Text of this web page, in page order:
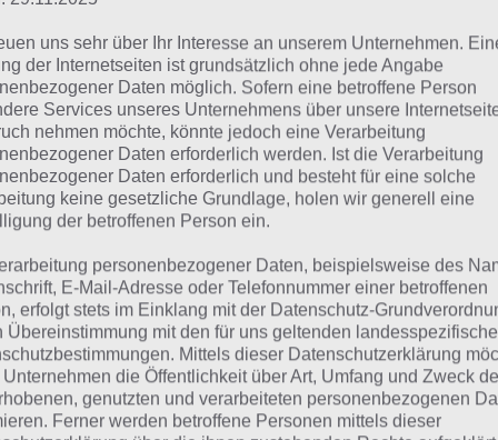
App! Dort kannst du mit der Suche
schnell die Antworten und
über 100 Level finden!
Reihenfolge der Level in 94% bei jedem Spieler
die 94% Lösung zum Bild: Flohmarkt.
Flohmarkt: Lösung
findest du alle richtigen Antworten zum Bild:
ist dabei nach den Prozent-Werten sortiert. Hier
uns sehr über Ihr Interesse an unserem Unternehmen.
der Internetseiten ist grundsätzlich ohne jede Angabe
Daten möglich. Sofern eine betroffene Person
Services unseres Unternehmens über unsere
nehmen möchte, könnte jedoch eine Verarbeitung
Daten erforderlich werden. Ist die Verarbeitung
Daten erforderlich und besteht für eine solche
keine gesetzliche Grundlage, holen wir generell eine
der betroffenen Person ein.
personenbezogener Daten, beispielsweise des
E-Mail-Adresse oder Telefonnummer einer betroffenen
erfolgt stets im Einklang mit der Datenschutz-
Übereinstimmung mit den für uns geltenden
Mittels dieser Datenschutzerklärung
Unternehmen die Öffentlichkeit über Art, Umfang und Zweck
genutzten und verarbeiteten personenbezogenen
Ferner werden betroffene Personen mittels dieser